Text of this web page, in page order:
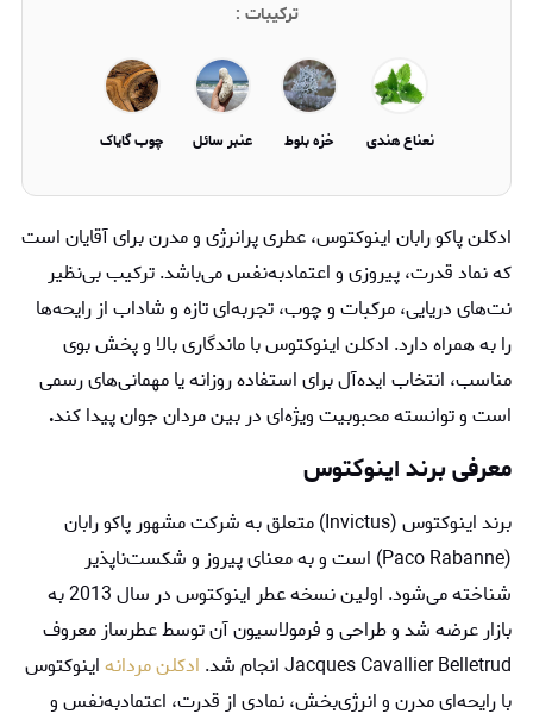
ترکیبات :
نعناع هندی خزه بلوط عنبر سائل چوب گایاک
ادکلن پاکو رابان اینوکتوس، عطری پرانرژی و مدرن برای آقایان است
که نماد قدرت، پیروزی و اعتمادبه‌نفس می‌باشد. ترکیب بی‌نظیر
نت‌های دریایی، مرکبات و چوب، تجربه‌ای تازه و شاداب از رایحه‌ها
را به همراه دارد. ادکلن اینوکتوس با ماندگاری بالا و پخش بوی
مناسب، انتخاب ایده‌آل برای استفاده روزانه یا مهمانی‌های رسمی
است و توانسته محبوبیت ویژه‌ای در بین مردان جوان پیدا کند.
معرفی برند اینوکتوس
برند اینوکتوس (Invictus) متعلق به شرکت مشهور پاکو رابان
(Paco Rabanne) است و به معنای پیروز و شکست‌ناپذیر
شناخته می‌شود. اولین نسخه عطر اینوکتوس در سال 2013 به
بازار عرضه شد و طراحی و فرمولاسیون آن توسط عطرساز معروف
Jacques Cavallier Belletrud انجام شد.
ادکلن مردانهاینوکتوس
با رایحه‌ای مدرن و انرژی‌بخش، نمادی از قدرت، اعتمادبه‌نفس و